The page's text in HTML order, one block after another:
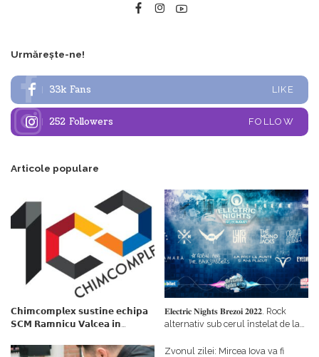
Urmărește-ne!
33k Fans LIKE
252 Followers FOLLOW
Articole populare
𝗖𝗵𝗶𝗺𝗰𝗼𝗺𝗽𝗹𝗲𝘅 𝘀𝘂𝘀𝘁𝗶𝗻𝗲 𝗲𝗰𝗵𝗶𝗽𝗮
𝗦𝗖𝗠 𝗥𝗮𝗺𝗻𝗶𝗰𝘂 𝗩𝗮𝗹𝗰𝗲𝗮 𝗶𝗻
𝗳𝗶𝗻𝗮𝗻𝘁𝗮𝘁𝗼𝗿
𝐄𝐥𝐞𝐜𝐭𝐫𝐢𝐜 𝐍𝐢𝐠𝐡𝐭𝐬 𝐁𝐫𝐞𝐳𝐨𝐢 𝟐𝟎𝟐𝟐. Rock
alternativ sub cerul înstelat de la
Zvonul zilei: Mircea Iova va fi